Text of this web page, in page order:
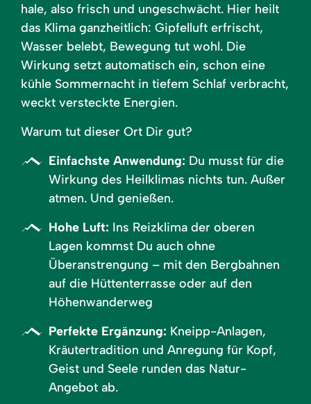
hale, also frisch und ungeschwächt. Hier heilt
das Klima ganzheitlich: Gipfelluft erfrischt,
Wasser belebt, Bewegung tut wohl. Die
Wirkung setzt automatisch ein, schon eine
kühle Sommernacht in tiefem Schlaf verbracht,
weckt versteckte Energien.
Warum tut dieser Ort Dir gut?
Einfachste Anwendung: Du musst für die
Wirkung des Heilklimas nichts tun. Außer
atmen. Und genießen.
Hohe Luft: Ins Reizklima der oberen
Lagen kommst Du auch ohne
Überanstrengung – mit den Bergbahnen
auf die Hüttenterrasse oder auf den
Höhenwanderweg
Perfekte Ergänzung: Kneipp-Anlagen,
Kräutertradition und Anregung für Kopf,
Geist und Seele runden das Natur-
Angebot ab.